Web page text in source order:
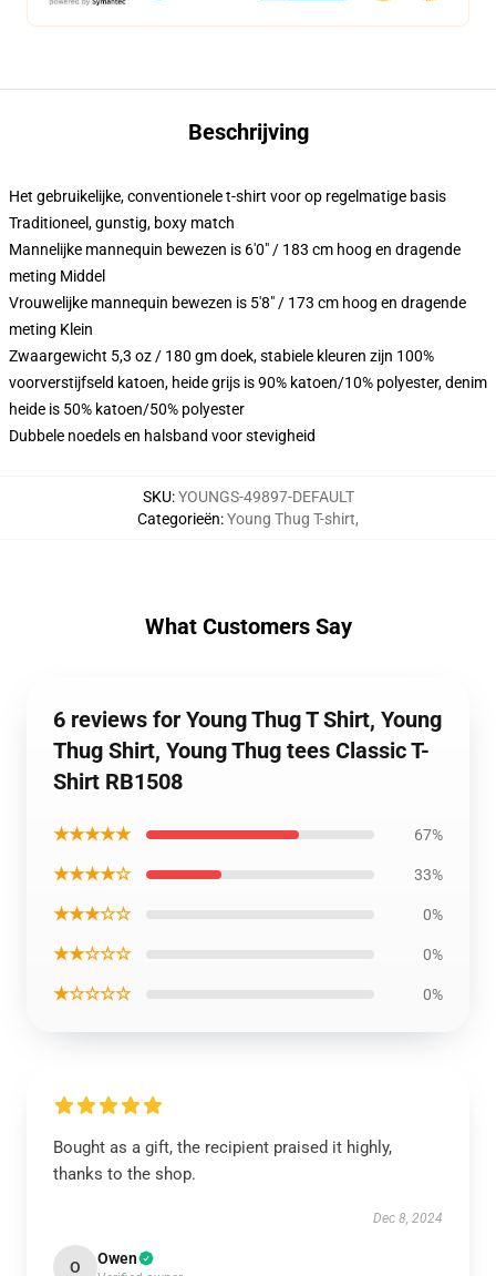
Beschrijving
Het gebruikelijke, conventionele t-shirt voor op regelmatige basis
Traditioneel, gunstig, boxy match
Mannelijke mannequin bewezen is 6'0" / 183 cm hoog en dragende
meting Middel
Vrouwelijke mannequin bewezen is 5'8" / 173 cm hoog en dragende
meting Klein
Zwaargewicht 5,3 oz / 180 gm doek, stabiele kleuren zijn 100%
voorverstijfseld katoen, heide grijs is 90% katoen/10% polyester, denim
heide is 50% katoen/50% polyester
Dubbele noedels en halsband voor stevigheid
SKU:YOUNGS-49897-DEFAULT
Categorieën:Young Thug T-shirt,
What Customers Say
6 reviews for Young Thug T Shirt, Young
Thug Shirt, Young Thug tees Classic T-
Shirt RB1508
★★★★★ 67%
★★★★☆ 33%
★★★☆☆ 0%
★★☆☆☆ 0%
★☆☆☆☆ 0%
Bought as a gift, the recipient praised it highly,
thanks to the shop.
Dec 8, 2024
O Owen